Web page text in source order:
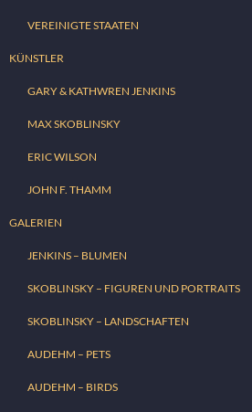
VEREINIGTE STAATEN
KÜNSTLER
GARY & KATHWREN JENKINS
MAX SKOBLINSKY
ERIC WILSON
JOHN F. THAMM
GALERIEN
JENKINS – BLUMEN
SKOBLINSKY – FIGUREN UND PORTRAITS
SKOBLINSKY – LANDSCHAFTEN
AUDEHM – PETS
AUDEHM – BIRDS